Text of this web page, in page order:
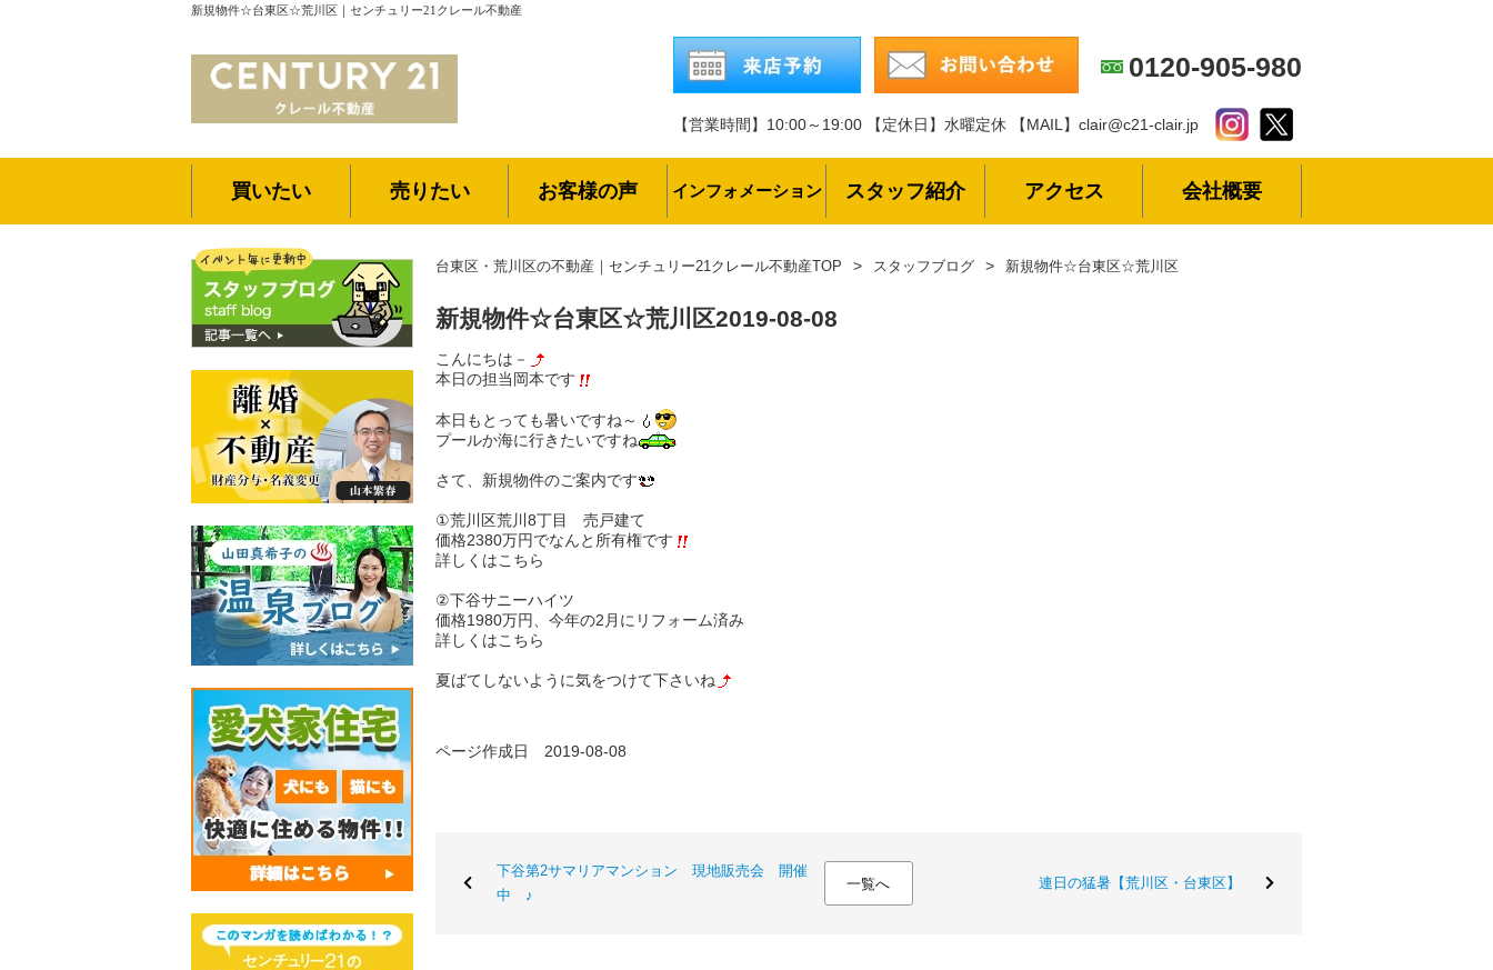
新規物件☆台東区☆荒川区｜センチュリー21クレール不動産
0120-905-980
【営業時間】10:00～19:00 【定休日】水曜定休 【MAIL】clair@c21-clair.jp
買いたい 売りたい お客様の声 インフォメーション スタッフ紹介 アクセス 会社概要
台東区・荒川区の不動産｜センチュリー21クレール不動産TOP スタッフブログ 新規物件☆台東区☆荒川区
新規物件☆台東区☆荒川区2019-08-08
こんにちは－
本日の担当岡本です
本日もとっても暑いですね～
プールか海に行きたいですね
さて、新規物件のご案内です
①荒川区荒川8丁目 売戸建て
価格2380万円でなんと所有権です
詳しくはこちら
②下谷サニーハイツ
価格1980万円、今年の2月にリフォーム済み
詳しくはこちら
夏ばてしないように気をつけて下さいね
ページ作成日 2019-08-08
下谷第2サマリアマンション 現地販売会 開催
中 ♪
一覧へ 連日の猛暑【荒川区・台東区】